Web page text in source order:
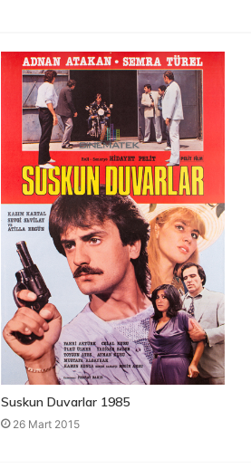
Suskun Duvarlar 1985
26 Mart 2015